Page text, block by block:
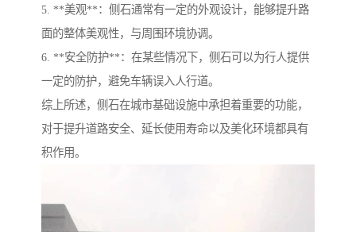
5. **美观**：侧石通常有一定的外观设计，能够提升路
面的整体美观性，与周围环境协调。
6. **安全防护**：在某些情况下，侧石可以为行人提供
一定的防护，避免车辆误入人行道。
综上所述，侧石在城市基础设施中承担着重要的功能，
对于提升道路安全、延长使用寿命以及美化环境都具有
积作用。